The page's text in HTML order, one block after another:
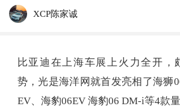
XCP陈家诚
比亚迪在上海车展上火力全开，
势，光是海洋网就首发亮相了海狮
EV、海豹06EV 海豹06 DM-i等4款